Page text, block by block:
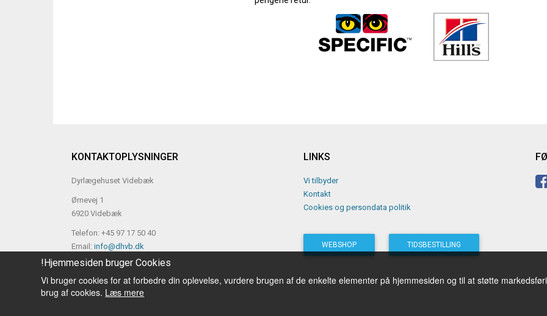
KONTAKTOPLYSNINGER
Dyrlægehuset Videbæk
Ørnevej 1
6920 Videbæk
Telefon: +45 97 17 50 40
Email: info@dhvb.dk
LINKS
Vi tilbyder
Kontakt
Cookies og persondata politik
WEBSHOP TIDSBESTILLING
!Hjemmesiden bruger Cookies
Vi bruger cookies for at forbedre din oplevelse, vurdere brugen af de enkelte elementer på hjemmesiden og til at støtte
brug af cookies. Læs mere